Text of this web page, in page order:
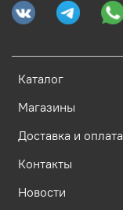
Каталог
Магазины
Доставка и оплата
Контакты
Новости